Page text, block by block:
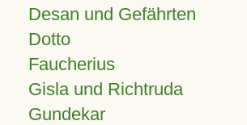
Desan und Gefährten
Dotto
Faucherius
Gisla und Richtruda
Gundekar